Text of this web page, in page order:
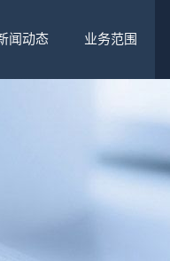
闻动态 业务范围